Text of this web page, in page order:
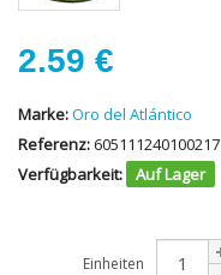
2.59 €
Marke:Oro del Atlántico
Referenz: 605111240100217
Verfügbarkeit:
Auf Lager
Einheiten